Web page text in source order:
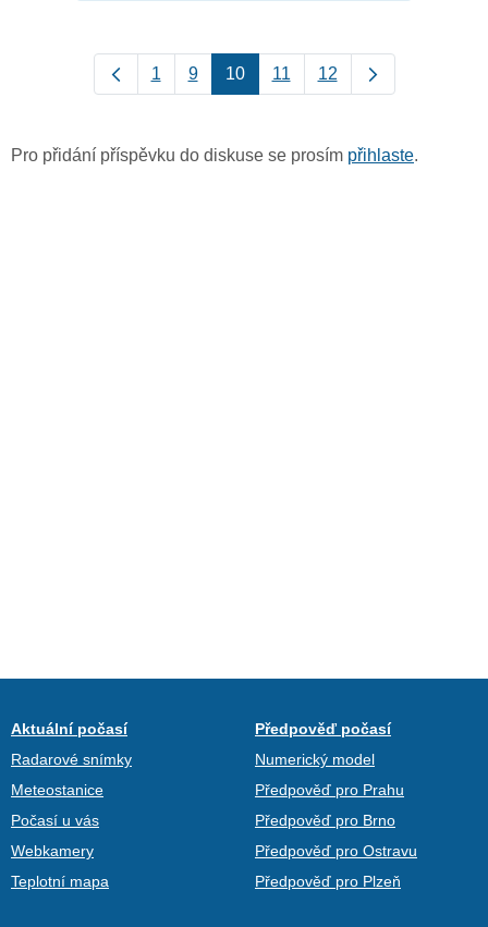
1 9 10 11 12
Pro přidání příspěvku do diskuse se prosím přihlaste.
Aktuální počasí
Radarové snímky
Meteostanice
Počasí u vás
Webkamery
Teplotní mapa
Předpověď počasí
Numerický model
Předpověď pro Prahu
Předpověď pro Brno
Předpověď pro Ostravu
Předpověď pro Plzeň